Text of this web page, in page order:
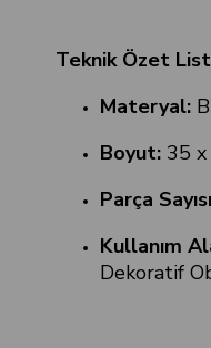
Teknik Özet
Materyal:
Boyut: 35
Parça
Kullanım
Dekoratif